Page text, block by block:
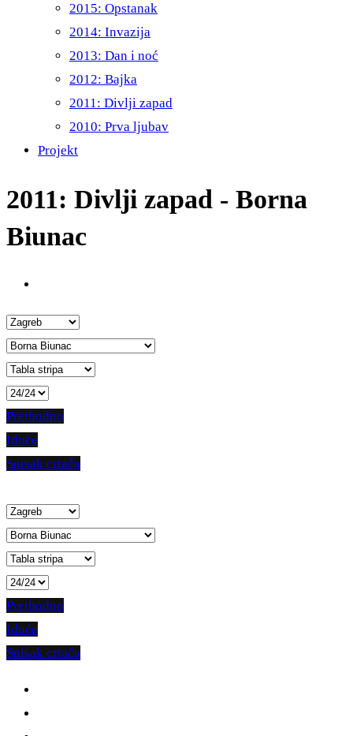
2015: Opstanak
2014: Invazija
2013: Dan i noć
2012: Bajka
2011: Divlji zapad
2010: Prva ljubav
Projekt
2011: Divlji zapad - Borna
Biunac
Prethodno
Iduće
Spisak crtača
Prethodno
Iduće
Spisak crtača